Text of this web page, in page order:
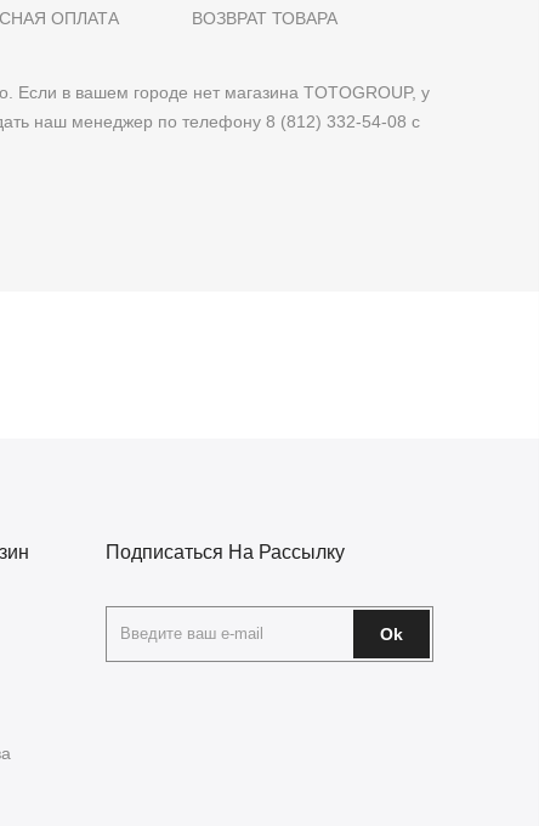
в вашем городе нет магазина TOTOGROUP, у
наш менеджер по телефону 8 (812) 332-54-08 с
ОПЛАТА ВОЗВРАТ ТОВАРА
Подписаться На Рассылку
Ok